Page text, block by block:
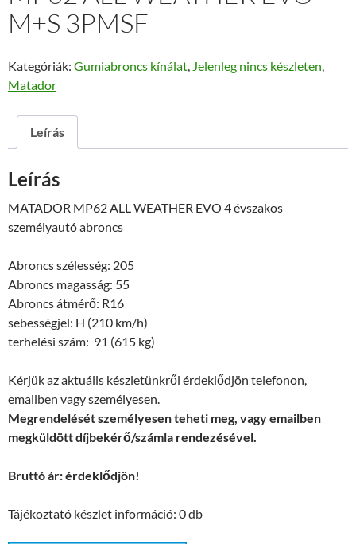
M+S 3PMSF
Kategóriák: Gumiabroncs kínálat, Jelenleg nincs készleten,
Matador
Leírás
Leírás
MATADOR MP62 ALL WEATHER EVO 4 évszakos
személyautó abroncs
Abroncs szélesség: 205
Abroncs magasság: 55
Abroncs átmérő: R16
sebességjel: H (210 km/h)
terhelési szám: 91 (615 kg)
Kérjük az aktuális készletünkről érdeklődjön telefonon,
emailben vagy személyesen.
Megrendelését személyesen teheti meg, vagy emailben
megküldött díjbekérő/számla rendezésével.
Bruttó ár: érdeklődjön!
Tájékoztató készlet információ: 0 db